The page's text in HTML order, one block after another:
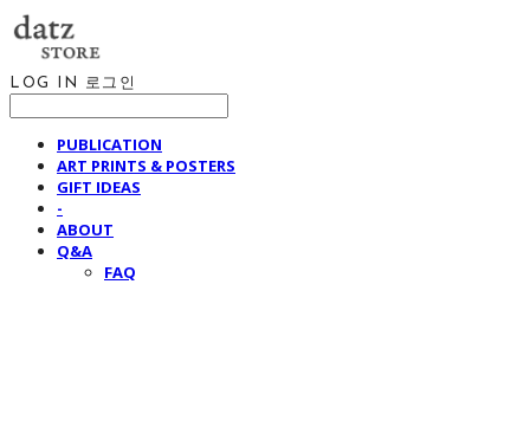
LOG IN 로그인
PUBLICATION
ART PRINTS & POSTERS
GIFT IDEAS
-
ABOUT
Q&A
FAQ